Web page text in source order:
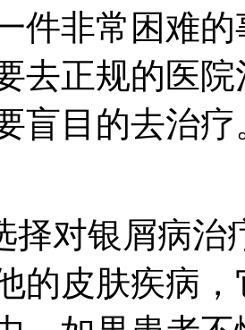
件非常困难
去正规的医
盲目的去治
择对银屑病
的皮肤疾病